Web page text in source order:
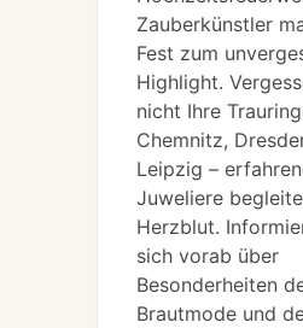
Zauberkünstler
Fest zum
Highlight.
nicht Ihre
Chemnitz,
Leipzig –
Juweliere
Herzblut.
sich vorab über
Besonderheiten
Brautmode und